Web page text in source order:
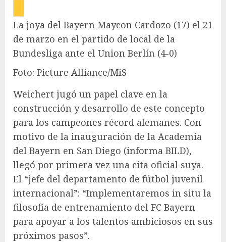
La joya del Bayern Maycon Cardozo (17) el 21
de marzo en el partido de local de la
Bundesliga ante el Union Berlín (4-0)
Foto: Picture Alliance/MiS
Weichert jugó un papel clave en la
construcción y desarrollo de este concepto
para los campeones récord alemanes. Con
motivo de la inauguración de la Academia
del Bayern en San Diego (informa BILD),
llegó por primera vez una cita oficial suya.
El “jefe del departamento de fútbol juvenil
internacional”: “Implementaremos in situ la
filosofía de entrenamiento del FC Bayern
para apoyar a los talentos ambiciosos en sus
próximos pasos”.